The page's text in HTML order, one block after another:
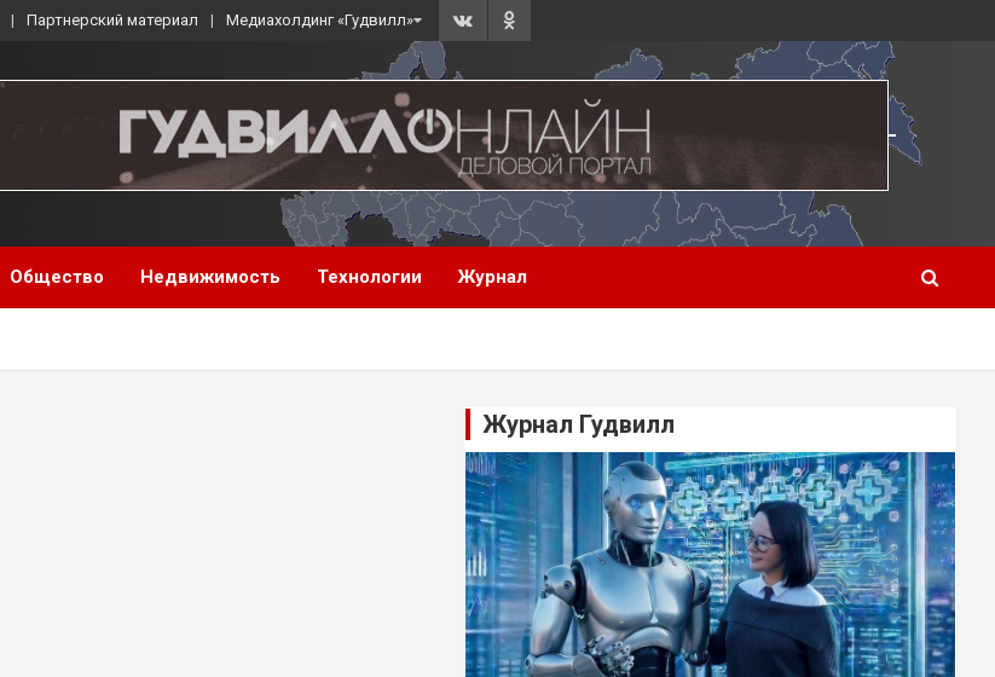
Партнерский материал Медиахолдинг «Гудвилл»
Общество Недвижимость Технологии Журнал
Журнал Гудвилл